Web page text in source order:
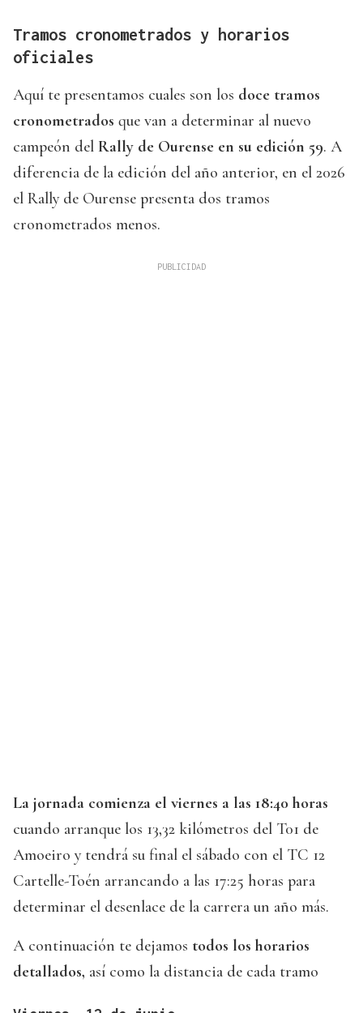
Tramos cronometrados y horarios
oficiales
Aquí te presentamos cuales son los doce tramos
cronometrados que van a determinar al nuevo
campeón del Rally de Ourense en su edición 59. A
diferencia de la edición del año anterior, en el 2026
el Rally de Ourense presenta dos tramos
cronometrados menos.
La jornada comienza el viernes a las 18:40 horas
cuando arranque los 13,32 kilómetros del T01 de
Amoeiro y tendrá su final el sábado con el TC 12
Cartelle-Toén arrancando a las 17:25 horas para
determinar el desenlace de la carrera un año más.
A continuación te dejamos todos los horarios
detallados, así como la distancia de cada tramo